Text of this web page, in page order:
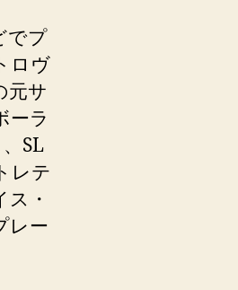
でプ
ロヴ
元サ
ーラ
SL
レテ
・
レー